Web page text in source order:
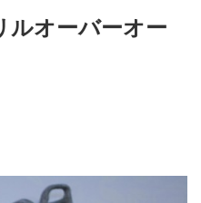
オーバーオー